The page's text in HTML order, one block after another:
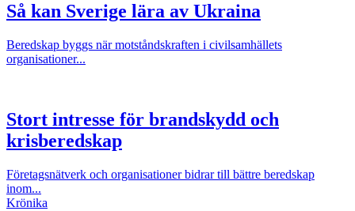
Så kan Sverige lära av Ukraina
Beredskap byggs när motståndskraften i civilsamhällets
organisationer...
Stort intresse för brandskydd och
krisberedskap
Företagsnätverk och organisationer bidrar till bättre beredskap
inom...
Krönika